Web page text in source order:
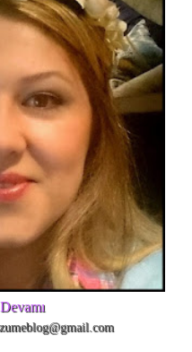
Devamı